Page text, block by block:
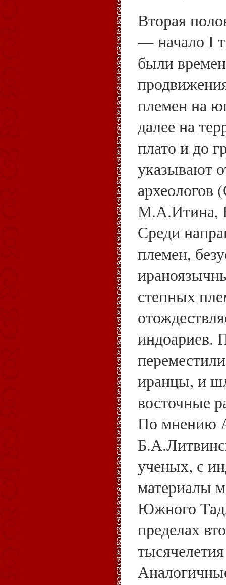
Вторая
— начало I
были
племен на
далее на
плато и до
указывают
археологов
М.А.Итина,
Среди
племен,
степных
индоариев.
иранцы, и
восточные
По мнению
ученых, с
материалы
Южного
пределах